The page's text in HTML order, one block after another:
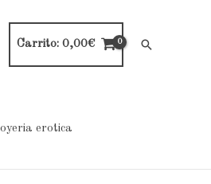
Carrito: 0,00€ Buscar
erotica